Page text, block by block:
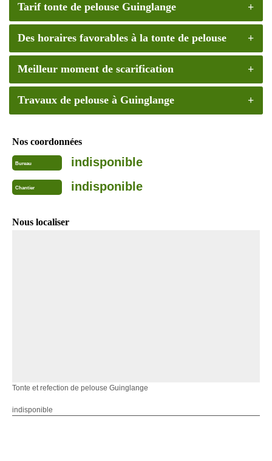
Tarif tonte de pelouse Guinglange
Des horaires favorables à la tonte de pelouse
Meilleur moment de scarification
Travaux de pelouse à Guinglange
Nos coordonnées
Bureau indisponible
Chantier indisponible
Nous localiser
Tonte et refection de pelouse Guinglange
indisponible